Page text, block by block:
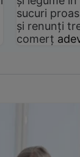
sucuri
și renunți
comerț